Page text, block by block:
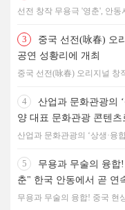
선전 창작 무용극 '영춘', 안동
3
중국 선전(咏春) 오
공연 성황리에 개최
중국 선전(咏春) 오리지널 창
4
산업과 문화관광의
양 대표 문화관광 콘텐츠
산업과 문화관광의 ‘상생·융
5
무용과 무술의 융합
춘" 한국 안동에서 곧 연
무용과 무술의 융합! 중국 현